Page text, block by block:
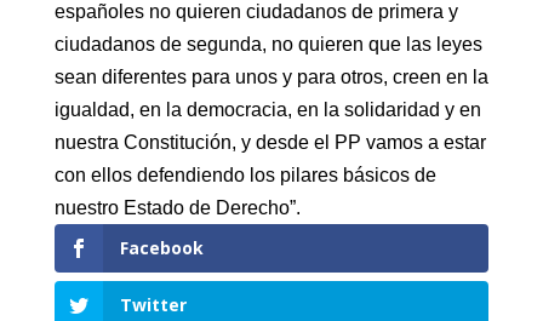
españoles no quieren ciudadanos de primera y
ciudadanos de segunda, no quieren que las leyes
sean diferentes para unos y para otros, creen en la
igualdad, en la democracia, en la solidaridad y en
nuestra Constitución, y desde el PP vamos a estar
con ellos defendiendo los pilares básicos de
nuestro Estado de Derecho”.
Facebook
Twitter